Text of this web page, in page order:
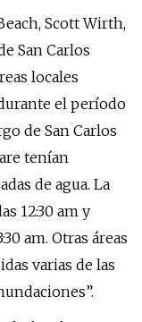
Scott Wirth,
San Carlos
locales
el período
de San Carlos
tenían
de agua. La
12:30 am y
am. Otras áreas
varias de las